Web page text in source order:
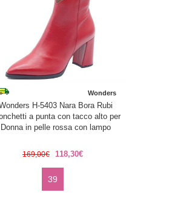
Wonders
H-5403 Nara Bora Rubi
a punta con tacco alto per
Donna in pelle rossa con lampo
169,00€ 118,30€
39